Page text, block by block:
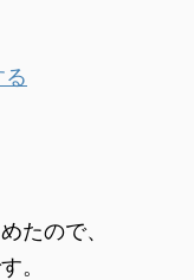
たので、
。